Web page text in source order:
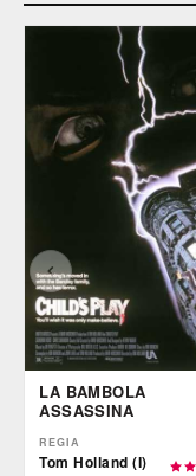
LA BAMBOLA
ASSASSINA
REGIA
Tom Holland (I)